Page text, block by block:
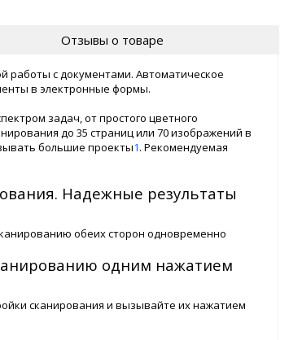
Отзывы о товаре
работы с документами. Автоматическое
в электронные формы.
задач, от простого цветного
до 35 страниц или 70 изображений в
большие проекты1. Рекомендуемая
Надежные результаты
обеих сторон одновременно
одним нажатием
сканирования и вызывайте их нажатием